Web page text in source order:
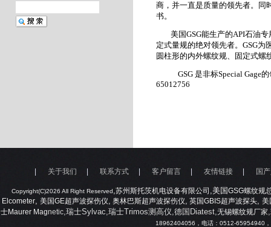
商，并一直是质量的领先者。同
书。
美国GSG能生产的API石油专
定式量规的绝对领先者。 GSG为
圆柱形的内外螺纹规、固定式螺
GSG 是非标Special Gage的
65012756
Copyright(C)2026 All Right Reserved,苏州斯托茨机电设备有限公司 ,美国GSG螺纹规
Elcometer, 美国GE超声波探伤仪, 奥林巴斯超声波探伤仪, 英国GBIS超声波探头, 美
士Maurer Magnetic,瑞士Sylvac,瑞士Trimos测高仪,德国Diatest,无锡螺纹规厂家,
18962404056 ，电话：0512-65954940
关于我们 联系方式 客户留言 友情链接 国